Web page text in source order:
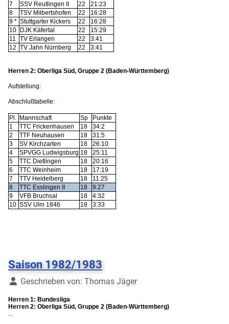
7
SSV Reutlingen II 22
21:23
8
TSV Milbertshofen 22
16:28
9 * Stuttgarter Kickers 22
16:28
10
DJK Käfertal 22
15:29
11
TV Erlangen 22
3:41
12 TV Jahn Nürnberg 22 3:41
Herren 2: Oberliga Süd, Gruppe 2 (Baden-Württemberg)
Aufstellung:
Abschlußtabelle:
Pl. Mannschaft Sp
Punkte
1
TTC Frickenhausen 18
34:2
2
TTF Neuhausen 18
31:5
3
SV Kirchzarten 18
26:10
4
SPVGG Ludwigsburg 18
25:11
5
TTC Dietlingen 18
20:16
6
TTC Weinheim 18
17:19
7
TTV Heidelberg 18
11:25
8
TTC Esslingen II 18
9:27
9
VFB Bruchsal 18
4:32
10 SSV Ulm 1846 18 3:33
Saison 1982/1983
DetailsGeschrieben von: Thomas Jäger
Herren 1: Bundesliga
Herren 2: Oberliga Süd, Gruppe 2 (Baden-Württemberg)
...